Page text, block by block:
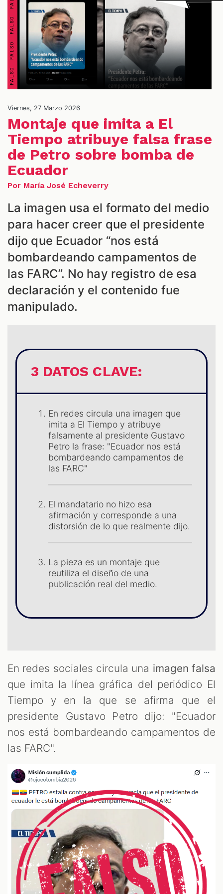
Viernes, 27 Marzo 2026
Montaje que imita a El
Tiempo atribuye falsa frase
de Petro sobre bomba de
Ecuador
Por María José Echeverry
La imagen usa el formato del medio
para hacer creer que el presidente
dijo que Ecuador “nos está
bombardeando campamentos de
las FARC”. No hay registro de esa
declaración y el contenido fue
manipulado.
3 DATOS CLAVE:
En redes circula una imagen que
imita a El Tiempo y atribuye
falsamente al presidente Gustavo
Petro la frase: "Ecuador nos está
bombardeando campamentos de
las FARC"
El mandatario no hizo esa
afirmación y corresponde a una
distorsión de lo que realmente dijo.
La pieza es un montaje que
reutiliza el diseño de una
publicación real del medio.
En redes sociales circula una imagen falsa
que imita la línea gráfica del periódico El
Tiempo y en la que se afirma que el
presidente Gustavo Petro dijo: "Ecuador
nos está bombardeando campamentos de
las FARC".